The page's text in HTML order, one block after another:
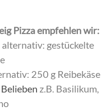
Pizza empfehlen wir:
alternativ: gestückelte
250 g Reibekäse
z.B. Basilikum,